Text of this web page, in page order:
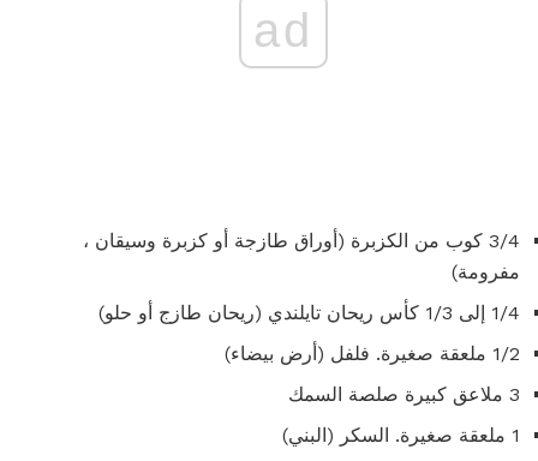
ad
3/4 كوب من الكزبرة (أوراق طازجة أو كزبرة وسيقان ،
مفرومة)
1/4 إلى 1/3 كأس ريحان تايلندي (ريحان طازج أو حلو)
1/2 ملعقة صغيرة. فلفل (أرض بيضاء)
3 ملاعق كبيرة صلصة السمك
1 ملعقة صغيرة. السكر (البني)